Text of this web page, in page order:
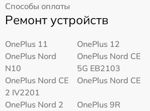
Способы оплаты
Ремонт устройств
OnePlus 11
OnePlus 12
OnePlus Nord
N10
OnePlus Nord CE
5G EB2103
OnePlus Nord CE
2 IV2201
OnePlus Nord CE
OnePlus Nord 2
OnePlus 9R